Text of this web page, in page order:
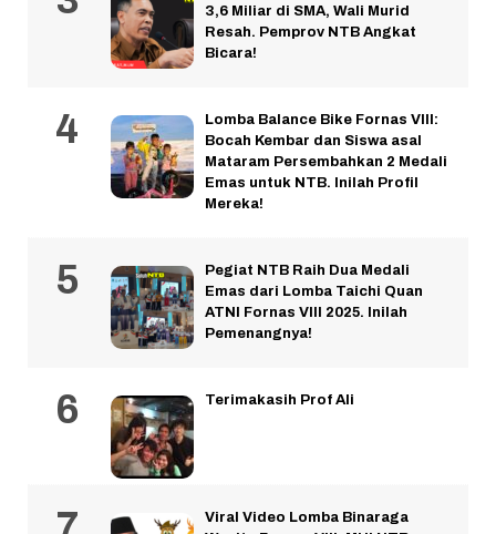
3,6 Miliar di SMA, Wali Murid
Resah. Pemprov NTB Angkat
Bicara!
Lomba Balance Bike Fornas VIII:
Bocah Kembar dan Siswa asal
Mataram Persembahkan 2 Medali
Emas untuk NTB. Inilah Profil
Mereka!
Pegiat NTB Raih Dua Medali
Emas dari Lomba Taichi Quan
ATNI Fornas VIII 2025. Inilah
Pemenangnya!
Terimakasih Prof Ali
Viral Video Lomba Binaraga